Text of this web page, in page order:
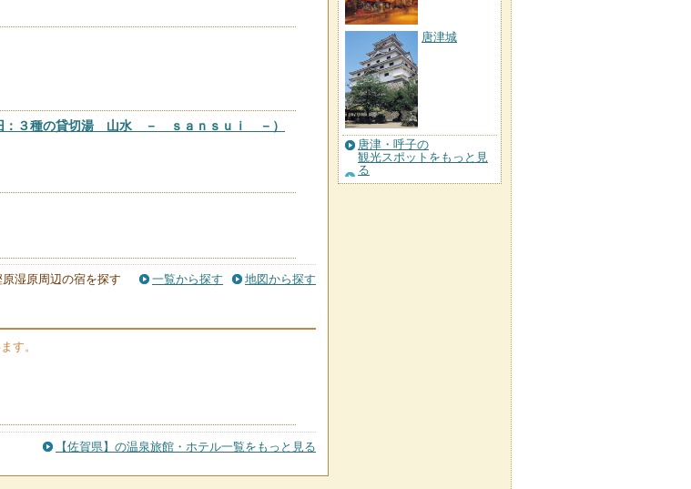
３種の貸切湯 山水 － ｓａｎｓｕｉ －）
原湿原周辺の宿を探す 一覧から探す 地図から探す
す。
【佐賀県】の温泉旅館・ホテル一覧をもっと見る
唐津城
唐津・呼子の
観光スポットをもっと見
る